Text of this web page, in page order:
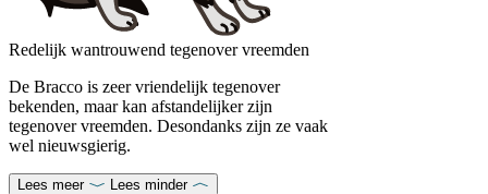
Redelijk wantrouwend tegenover vreemden
De Bracco is zeer vriendelijk tegenover
bekenden, maar kan afstandelijker zijn
tegenover vreemden. Desondanks zijn ze vaak
wel nieuwsgierig.
Lees meer Lees minder